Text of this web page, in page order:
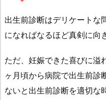
出生前診断はデリケートな
になればなるほど真剣に向
ただ、妊娠できた喜びに溢
ヶ月頃から病院で出生前診
ないと出生前診断を適切な